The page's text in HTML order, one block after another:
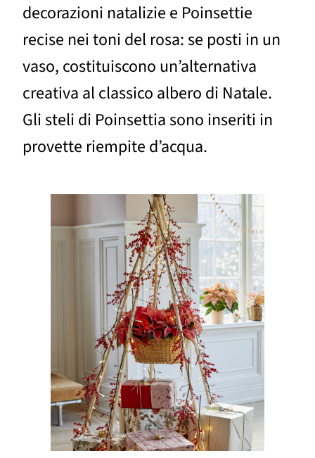
decorazioni natalizie e Poinsettie
recise nei toni del rosa: se posti in un
vaso, costituiscono un’alternativa
creativa al classico albero di Natale.
Gli steli di Poinsettia sono inseriti in
provette riempite d’acqua.